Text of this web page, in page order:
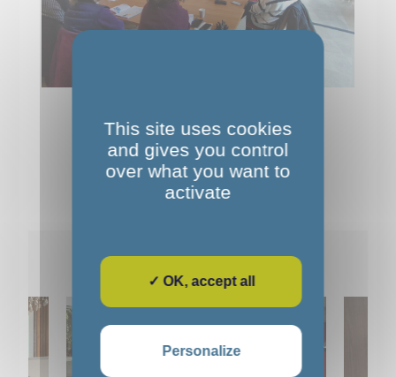
Pour aller plus loin
This site uses cookies
and gives you control
over what you want to
activate
✓ OK, accept all
Personalize